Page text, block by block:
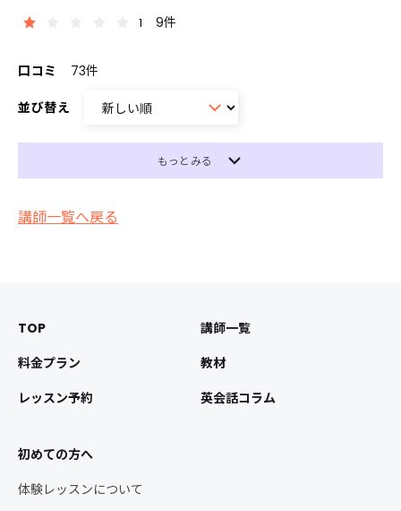
1 9件
口コミ 73件
並び替え
もっとみる
講師一覧へ戻る
TOP
料金プラン
レッスン予約
講師一覧
教材
英会話コラム
初めての方へ
体験レッスンについて